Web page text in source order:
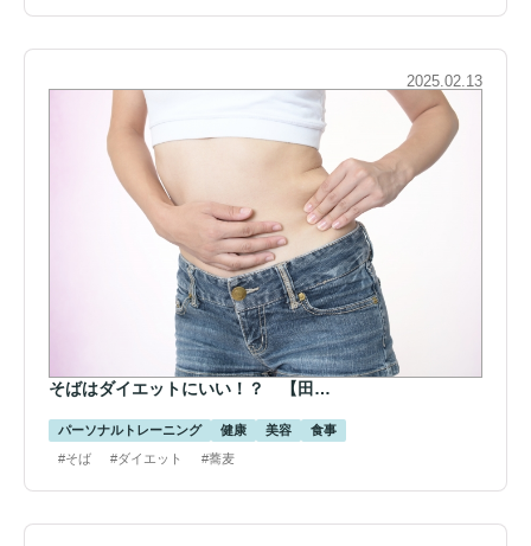
2025.02.13
そばはダイエットにいい！？ 【田…
パーソナルトレーニング 健康 美容
食事
#そば
#ダイエット #蕎麦